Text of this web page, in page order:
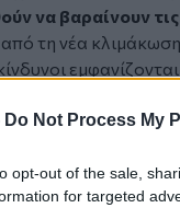
Do Not Process My
opt-out of the sale,
for targeted
να βαραίνουν
τη νέα
κυρίως λόγω
τον Ιούνιο.